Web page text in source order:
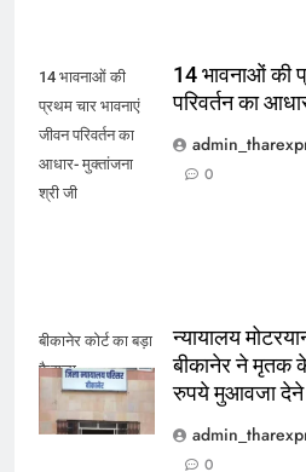
14 भावनाओं की
प्रथम चार भावनाएं
जीवन परिवर्तन का
आधार- मुक्तांजना
श्री जी
14 भावनाओं की
परिवर्तन का
0
बीकानेर कोर्ट का बड़ा
फैसला
न्यायालय
बीकानेर ने मृतक
रुपये मुआवजा देने
0